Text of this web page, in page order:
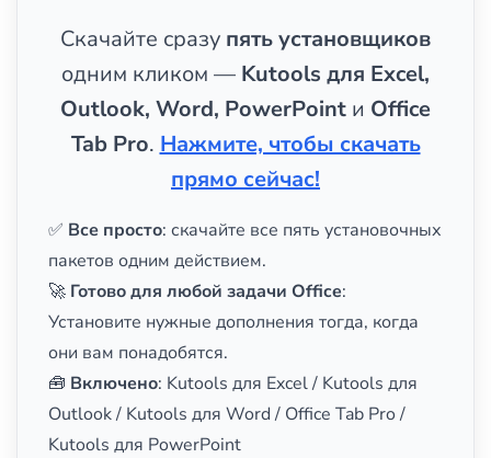
Скачайте сразу пять установщиков
одним кликом — Kutools для Excel,
Outlook, Word, PowerPoint и Office
Tab Pro. Нажмите, чтобы скачать
прямо сейчас!
✅ Все просто: скачайте все пять установочных
пакетов одним действием.
🚀 Готово для любой задачи Office:
Установите нужные дополнения тогда, когда
они вам понадобятся.
🧰 Включено: Kutools для Excel / Kutools для
Outlook / Kutools для Word / Office Tab Pro /
Kutools для PowerPoint